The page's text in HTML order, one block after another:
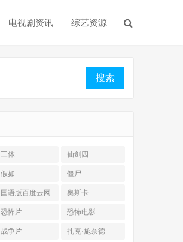
电视剧资讯 综艺资源
搜索
三体 仙剑四
假如 僵尸
国语版百度云网
盘
奥斯卡
恐怖片 恐怖电影
战争片 扎克·施奈德